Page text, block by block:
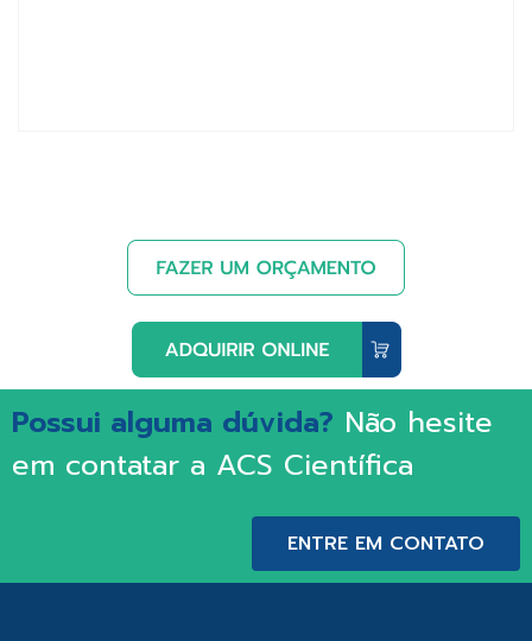
Possui alguma dúvida? Não hesite
em contatar a ACS Científica
ENTRE EM CONTATO